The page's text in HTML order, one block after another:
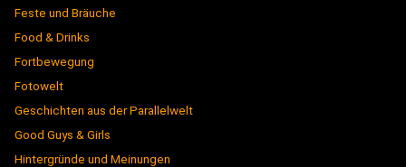
Feste und Bräuche
Food & Drinks
Fortbewegung
Fotowelt
Geschichten aus der Parallelwelt
Good Guys & Girls
Hintergründe und Meinungen